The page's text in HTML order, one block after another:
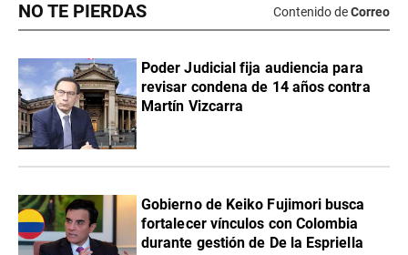
NO TE PIERDAS Contenido deCorreo
Poder Judicial fija audiencia para
revisar condena de 14 años contra
Martín Vizcarra
Gobierno de Keiko Fujimori busca
fortalecer vínculos con Colombia
durante gestión de De la Espriella